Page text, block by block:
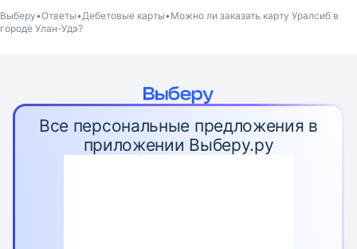
Выберу Ответы Дебетовые карты Можно ли заказать карту Уралсиб в
городе Улан-Удэ?
Все персональные предложения в
приложении Выберу.ру